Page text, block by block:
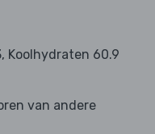
Koolhydraten 60.9
van andere